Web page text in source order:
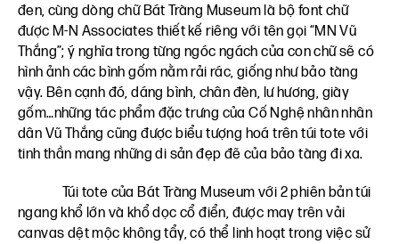
đen, cùng dòng chữ Bát Tràng Museum là bộ font chữ
được M-N Associates thiết kế riêng với tên gọi “MN Vũ
Thắng”; ý nghĩa trong từng ngóc ngách của con chữ sẽ có
hình ảnh các bình gốm nằm rải rác, giống như bảo tàng
vậy. Bên cạnh đó, dáng bình, chân đèn, lư hương, giày
gốm…những tác phẩm đặc trưng của Cố Nghệ nhân nhân
dân Vũ Thắng cũng được biểu tượng hoá trên túi tote với
tinh thần mang những di sản đẹp đẽ của bảo tàng đi xa.
Túi tote của Bát Tràng Museum với 2 phiên bản túi
ngang khổ lớn và khổ dọc cổ điển, được may trên vải
canvas dệt mộc không tẩy, có thể linh hoạt trong việc sử